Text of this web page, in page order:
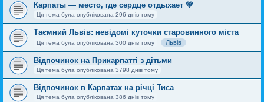
Карпаты — место, где сердце отдыхает 💚
Ця тема була опублікована 296 днів тому
Таємний Львів: невідомі куточки старовинного міста
Ця тема була опублікована 300 днів тому Львів
Відпочинок на Прикарпатті з дітьми
Ця тема була опублікована 3798 днів тому
Відпочинок в Карпатах на річці Тиса
Ця тема була опублікована 386 днів тому